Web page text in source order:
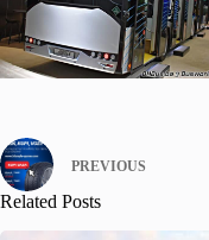
PREVIOUS
Related Posts